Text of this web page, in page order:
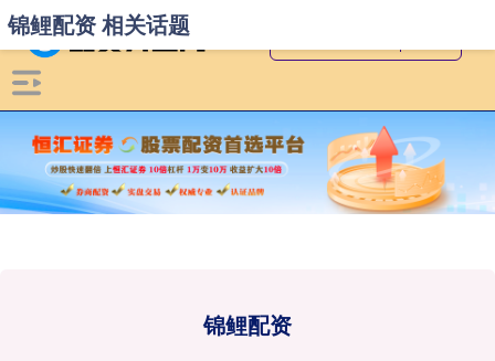
锦鲤配资
锦鲤配资 相关话题